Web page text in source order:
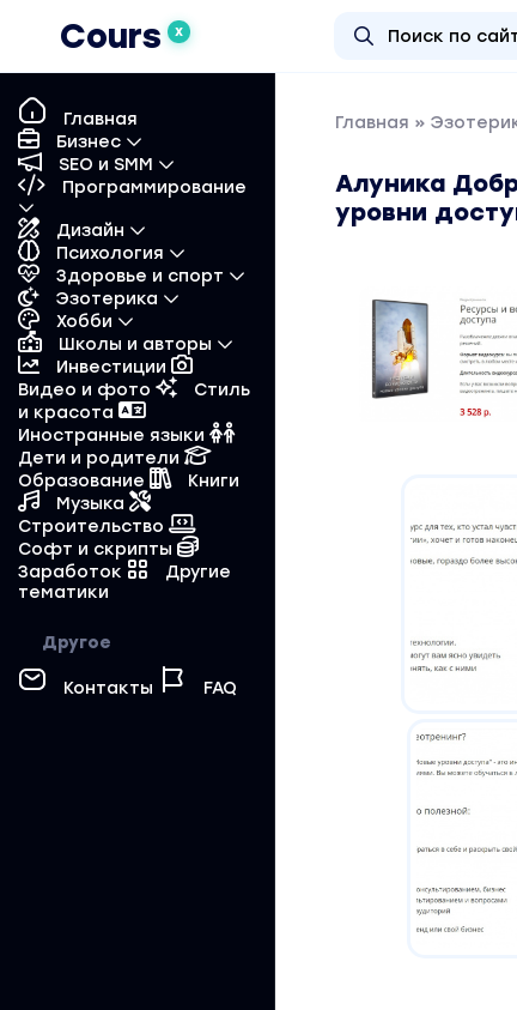
Cours X
Главная
Бизнес
SEO и SMM
Программирование
Дизайн
Психология
Здоровье и спорт
Эзотерика
Хобби
Школы и авторы
Инвестиции
Видео и фото
Стиль
и красота
Иностранные языки
Дети и родители
Образование
Книги
Музыка
Строительство
Софт и скрипты
Заработок
Другие
тематики
Другое
Контакты FAQ
Главная »
Алуника
уровни